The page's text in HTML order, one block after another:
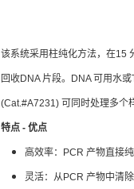
该系统采用柱纯化方法，在15
回收DNA 片段。DNA 可用水
(Cat.#A7231) 可同时处理多个
特点 - 优点
高效率：PCR 产物直接
灵活：从PCR 产物中清